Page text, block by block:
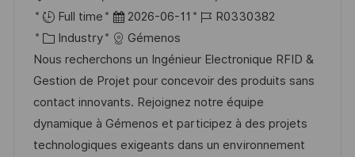
r
t
Full time
D
a
t
u
m
d
e
2026-06-11
J
b
-
I
D
R0330382
K
a
t
e
g
o
Industry
Gémenos
Nous recherchons un Ingénieur Electronique RFID &
Gestion de Projet pour concevoir des produits sans
contact innovants. Rejoignez notre équipe
dynamique à Gémenos et participez à des projets
technologiques exigeants dans un environnement